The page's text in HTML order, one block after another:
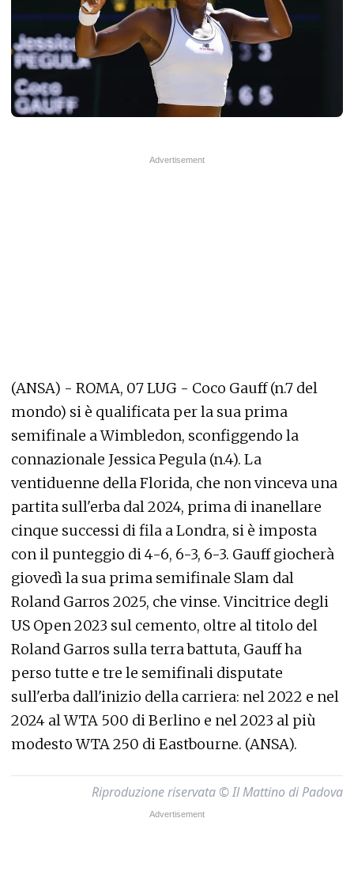
(ANSA) - ROMA, 07 LUG - Coco Gauff (n.7 del
mondo) si è qualificata per la sua prima
semifinale a Wimbledon, sconfiggendo la
connazionale Jessica Pegula (n.4). La
ventiduenne della Florida, che non vinceva una
partita sull'erba dal 2024, prima di inanellare
cinque successi di fila a Londra, si è imposta
con il punteggio di 4-6, 6-3, 6-3. Gauff giocherà
giovedì la sua prima semifinale Slam dal
Roland Garros 2025, che vinse. Vincitrice degli
US Open 2023 sul cemento, oltre al titolo del
Roland Garros sulla terra battuta, Gauff ha
perso tutte e tre le semifinali disputate
sull'erba dall'inizio della carriera: nel 2022 e nel
2024 al WTA 500 di Berlino e nel 2023 al più
modesto WTA 250 di Eastbourne. (ANSA).
Riproduzione riservata © Il Mattino di Padova